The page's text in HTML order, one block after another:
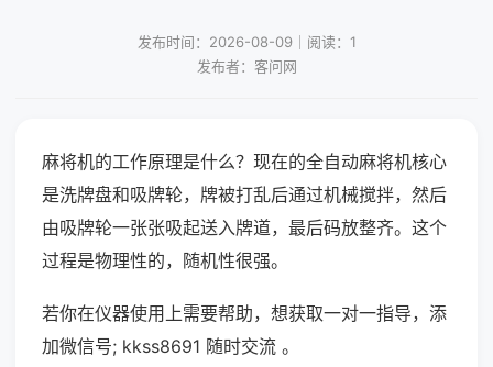
发布时间：2026-08-09｜阅读：1
发布者：客问网
麻将机的工作原理是什么？现在的全自动麻将机核心
是洗牌盘和吸牌轮，牌被打乱后通过机械搅拌，然后
由吸牌轮一张张吸起送入牌道，最后码放整齐。这个
过程是物理性的，随机性很强。
若你在仪器使用上需要帮助，想获取一对一指导，添
加微信号; kkss8691 随时交流 。